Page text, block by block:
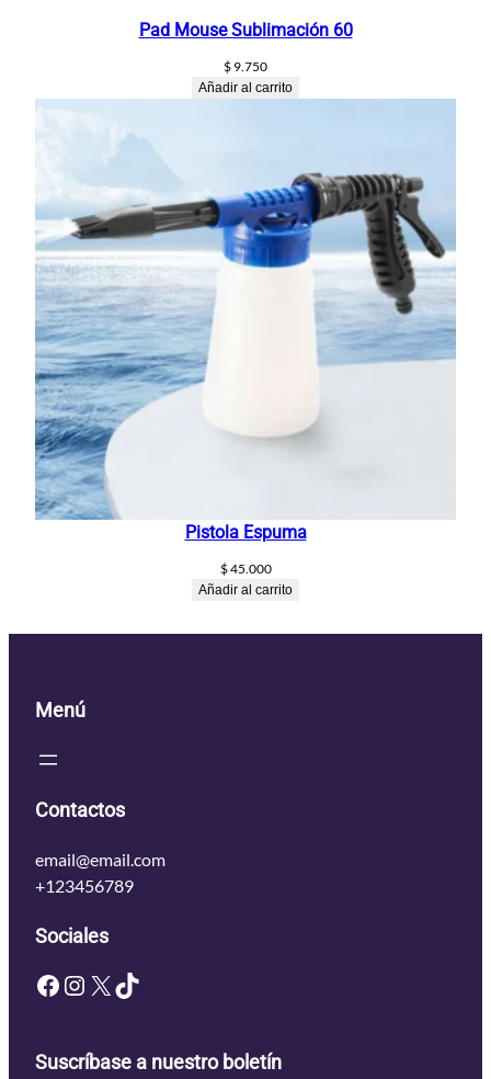
Pad Mouse Sublimación 60
$ 9.750
Añadir al carrito
Pistola Espuma
$45.000
Añadir al carrito
Menú
Contactos
email@email.com
+123456789
Sociales
Facebook Instagram X TikTok
Suscríbase a nuestro boletín